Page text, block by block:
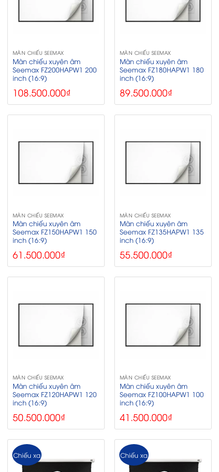
MÀN CHIẾU SEEMAX
Màn chiếu xuyên âm
Seemax FZ200HAPW1 200
inch (16:9)
108.500.000₫
MÀN CHIẾU SEEMAX
Màn chiếu xuyên âm
Seemax FZ180HAPW1 180
inch (16:9)
89.500.000₫
MÀN CHIẾU SEEMAX
Màn chiếu xuyên âm
Seemax FZ150HAPW1 150
inch (16:9)
61.500.000₫
MÀN CHIẾU SEEMAX
Màn chiếu xuyên âm
Seemax FZ135HAPW1 135
inch (16:9)
55.500.000₫
MÀN CHIẾU SEEMAX
Màn chiếu xuyên âm
Seemax FZ120HAPW1 120
inch (16:9)
50.500.000₫
MÀN CHIẾU SEEMAX
Màn chiếu xuyên âm
Seemax FZ100HAPW1 100
inch (16:9)
41.500.000₫
Chiếu xa Chiếu xa